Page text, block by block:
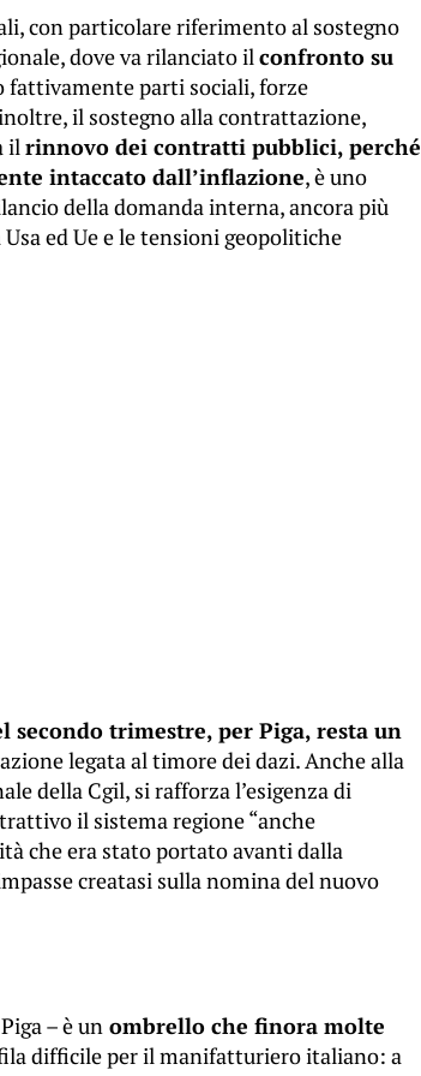
con particolare riferimento al sostegno
dove va rilanciato ilconfronto su
fattivamente parti sociali, forze
il sostegno alla contrattazione,
ilrinnovo dei contratti pubblici, perché
intaccato dall’inflazione, è uno
della domanda interna, ancora più
ed Ue e le tensioni geopolitiche
trimestre, per Piga, resta un
legata al timore dei dazi. Anche alla
della Cgil, si rafforza l’esigenza di
il sistema regione “anche
che era stato portato avanti dalla
creatasi sulla nomina del nuovo
– è un ombrello che finora molte
difficile per il manifatturiero italiano: a